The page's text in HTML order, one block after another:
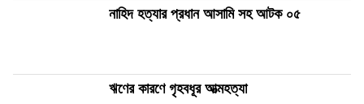
নাহিদ হত্যার প্রধান আসামি সহ আটক ০৫
ঋণের কারণে গৃহবধূর আত্মহত্যা